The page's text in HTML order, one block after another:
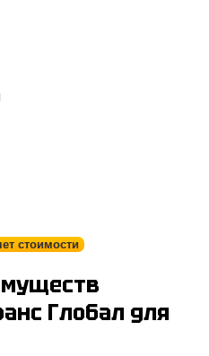
стоимости
Глобал для